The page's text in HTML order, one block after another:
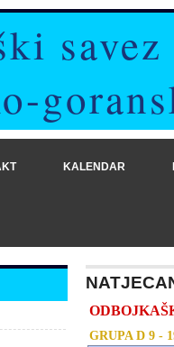
savez
KALENDAR
GRUPA D 9 -